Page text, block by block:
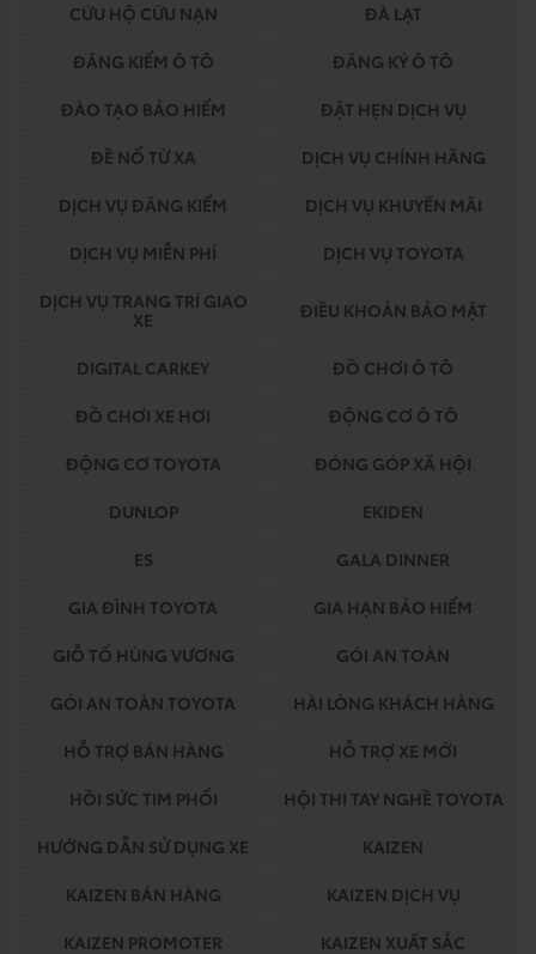
CỨU HỘ CỨU NẠN
ĐÀ LẠT
ĐĂNG KIỂM Ô TÔ
ĐĂNG KÝ Ô TÔ
ĐÀO TẠO BẢO HIỂM
ĐẶT HẸN DỊCH VỤ
ĐỀ NỔ TỪ XA
DỊCH VỤ CHÍNH HÃNG
DỊCH VỤ ĐĂNG KIỂM
DỊCH VỤ KHUYẾN MÃI
DỊCH VỤ MIỄN PHÍ
DỊCH VỤ TOYOTA
DỊCH VỤ TRANG TRÍ GIAO
XE
ĐIỀU KHOẢN BẢO MẬT
DIGITAL CARKEY
ĐỒ CHƠI Ô TÔ
ĐỒ CHƠI XE HƠI
ĐỘNG CƠ Ô TÔ
ĐỘNG CƠ TOYOTA
ĐÓNG GÓP XÃ HỘI
DUNLOP
EKIDEN
ES
GALA DINNER
GIA ĐÌNH TOYOTA
GIA HẠN BẢO HIỂM
GIỖ TỔ HÙNG VƯƠNG
GÓI AN TOÀN
GÓI AN TOÀN TOYOTA
HÀI LÒNG KHÁCH HÀNG
HỖ TRỢ BÁN HÀNG
HỖ TRỢ XE MỚI
HỒI SỨC TIM PHỔI
HỘI THI TAY NGHỀ TOYOTA
HƯỚNG DẪN SỬ DỤNG XE
KAIZEN
KAIZEN BÁN HÀNG
KAIZEN DỊCH VỤ
KAIZEN PROMOTER
KAIZEN XUẤT SẮC